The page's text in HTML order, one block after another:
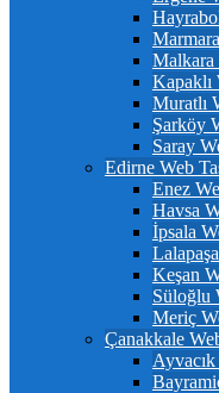
Malkara
Kapaklı
Muratlı
Şarköy
Saray
Edirne Web
Enez
Havsa
İpsala
Keşan
Süloğlu
Meriç
Çanakkale
Ayvacık